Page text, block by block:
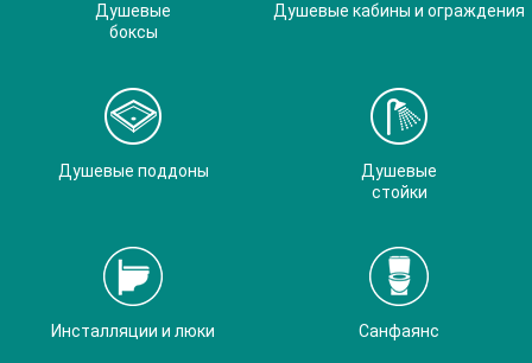
Душевые
боксы
Душевые кабины и ограждения
Душевые поддоны
Душевые
стойки
Инсталляции и люки Санфаянс